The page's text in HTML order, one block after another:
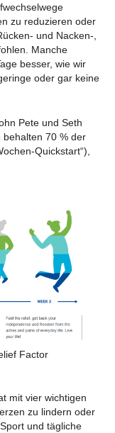
zu reduzieren oder
und Nacken-,
Manche
besser, wie wir
oder gar keine
Pete und Seth
behalten 70 % der
Quickstart“),
Factor
mit vier wichtigen
zu lindern oder
und tägliche